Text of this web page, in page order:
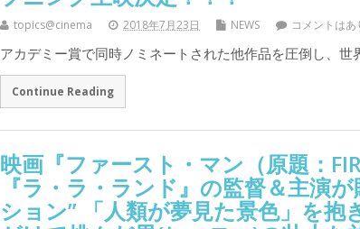
topics@cinema 2018年7月23日 NEWS コメントはあ
アカデミー賞で同時ノミネートされた他作品を圧倒し、世
Continue Reading
映画『ファースト・マン（原題：
『ラ・ラ・ランド』の監督＆主演
ション” 「人類が夢見た景色」を抱